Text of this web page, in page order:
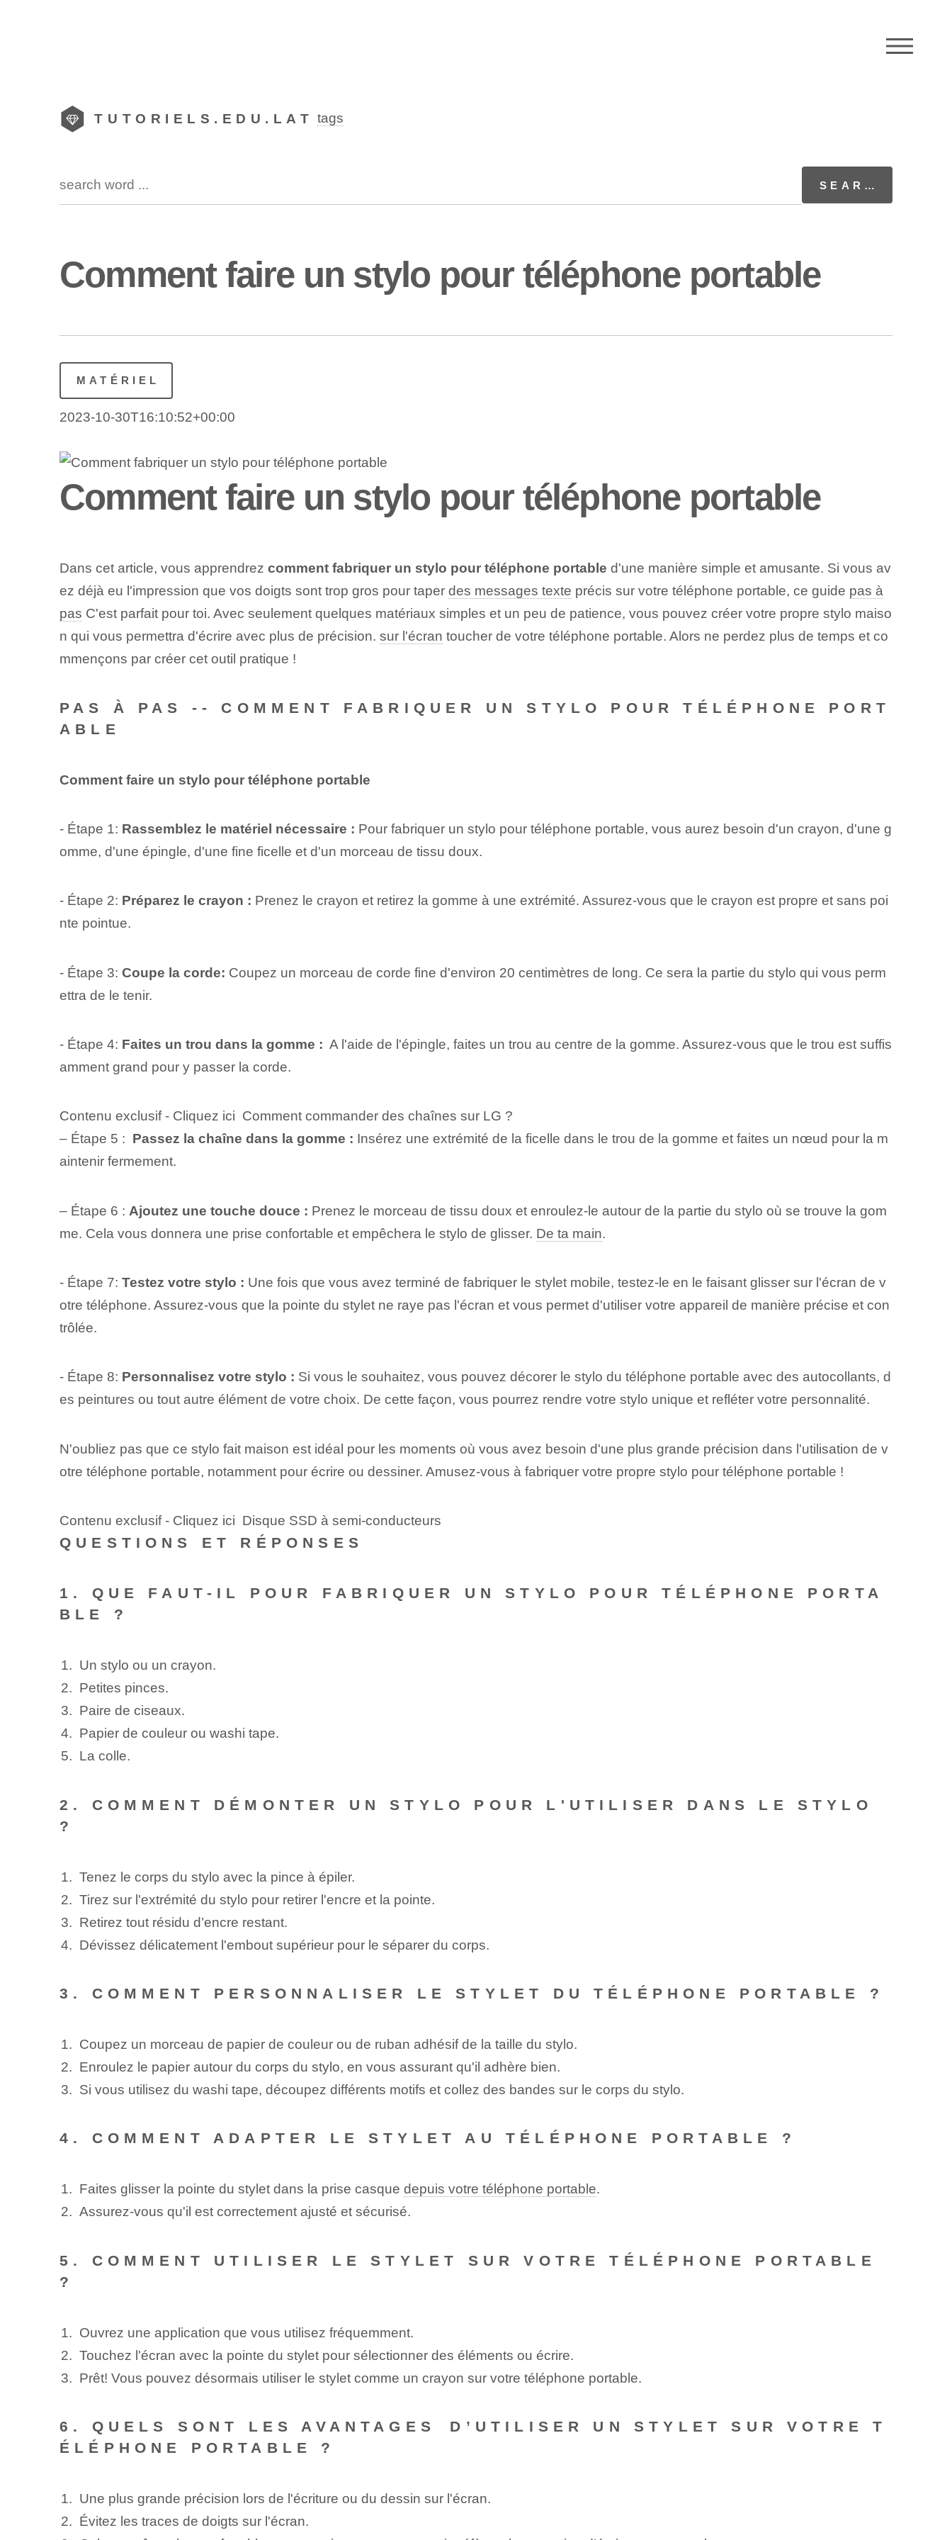
TUTORIELS.EDU.LAT tags
Comment faire un stylo pour téléphone portable
MATÉRIEL
2023-10-30T16:10:52+00:00
Comment faire un stylo pour téléphone portable
Dans cet article, vous apprendrez comment fabriquer un stylo pour téléphone portable d'une manière simple et amusante. Si vous av
ez déjà eu l'impression que vos doigts sont trop gros pour taper des messages texte ‌précis‍ sur votre téléphone portable, ce ⁣guide pas à
pas C'est parfait pour toi. Avec seulement quelques matériaux simples et un peu de patience, vous pouvez créer votre propre stylo maiso
n qui vous permettra d'écrire avec plus de précision. sur l'écran toucher de votre téléphone portable. Alors ne perdez plus de temps et co
mmençons par créer cet outil pratique !
PAS À PAS -- COMMENT FABRIQUER UN STYLO POUR TÉLÉPHONE PORT
ABLE
Comment faire un stylo pour téléphone portable
- Étape 1: Rassemblez le matériel nécessaire : Pour fabriquer un stylo pour téléphone portable, vous aurez besoin d'un crayon, d'une g
omme, d'une épingle, d'une fine ficelle et d'un morceau de tissu doux.
- Étape 2: Préparez le crayon : ‌Prenez le crayon⁤ et retirez la gomme à une extrémité. Assurez-vous que le crayon est propre et sans poi
nte pointue.
- Étape 3: Coupe la corde: Coupez un morceau de corde fine d'environ 20 centimètres de long. Ce sera la partie du stylo qui vous perm
ettra de le tenir.
- Étape 4: Faites un trou dans la gomme : ⁢ A l'aide de l'épingle, faites un trou au centre de la gomme. Assurez-vous que le trou est suffis
amment grand pour y passer la corde.
Contenu exclusif - Cliquez ici Comment commander des chaînes sur LG ?
– Étape 5 : ⁤ Passez la chaîne dans la gomme : Insérez une extrémité de la ficelle dans le trou de la gomme et faites un nœud pour la m
aintenir fermement.
– Étape 6 :⁣ Ajoutez une touche douce : Prenez le morceau de tissu doux et enroulez-le autour de la partie du stylo où se trouve la gom
me. Cela vous donnera une prise confortable et empêchera le stylo de glisser. De ta main.
- Étape 7: Testez votre stylo : Une fois que vous avez terminé de fabriquer le stylet mobile⁢, testez-le en le faisant glisser sur l'écran de v
otre téléphone. Assurez-vous que la pointe du stylet ne raye pas l'écran et vous permet d'utiliser votre appareil de manière précise et con
trôlée.
- Étape 8: Personnalisez votre stylo : Si vous le souhaitez, vous pouvez décorer le stylo du téléphone portable avec⁤ des autocollants, d
es peintures ou tout autre élément de votre choix. De cette façon, vous pourrez rendre votre stylo unique et refléter votre personnalité.
N'oubliez pas que ce stylo fait maison est idéal pour les moments où vous avez besoin d'une plus grande précision dans l'utilisation de v
otre téléphone portable, notamment pour écrire ou dessiner. Amusez-vous à fabriquer votre propre stylo pour téléphone portable !
Contenu exclusif - Cliquez ici Disque SSD à semi-conducteurs
QUESTIONS ET RÉPONSES
1. QUE FAUT-IL POUR FABRIQUER UN STYLO POUR TÉLÉPHONE PORTA
BLE ?
Un stylo ou un crayon.
Petites pinces.
Paire de ciseaux.
Papier de couleur ou washi tape.
La colle.
2. COMMENT DÉMONTER UN STYLO POUR L'UTILISER DANS LE STYLO
?
Tenez le corps du stylo avec la pince à épiler.
Tirez sur l'extrémité du stylo pour retirer l'encre et la pointe.
Retirez tout résidu d’encre restant.
Dévissez délicatement l'embout supérieur pour le séparer du corps.
3. COMMENT PERSONNALISER LE STYLET DU TÉLÉPHONE PORTABLE ?
Coupez un morceau de papier de couleur ou de ruban adhésif de la taille du stylo.
Enroulez le papier autour du corps du stylo, en vous assurant qu'il adhère bien.
Si vous utilisez du washi tape, découpez différents motifs et collez des bandes sur le corps du stylo.
4. COMMENT ADAPTER LE STYLET AU TÉLÉPHONE PORTABLE ?
Faites glisser la pointe du stylet dans la prise casque depuis votre téléphone portable.
Assurez-vous qu'il est correctement ajusté et sécurisé.
5. COMMENT UTILISER LE STYLET SUR VOTRE TÉLÉPHONE PORTABLE
?
Ouvrez une application que vous utilisez fréquemment.
Touchez l'écran avec la pointe du stylet pour sélectionner des éléments ou écrire.
Prêt! Vous pouvez désormais utiliser le stylet comme un crayon sur votre téléphone portable.
6. QUELS SONT LES AVANTAGES⁢ D’UTILISER UN STYLET SUR VOTRE T
ÉLÉPHONE PORTABLE ?
Une plus grande précision lors de l'écriture ou du dessin sur l'écran.
Évitez les traces de doigts sur l'écran.